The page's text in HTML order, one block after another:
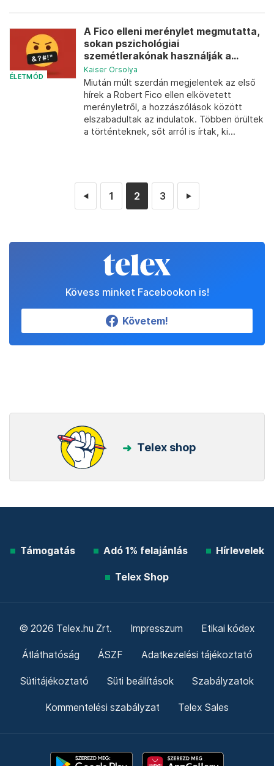
ÉLETMÓD
A Fico elleni merénylet megmutatta,
sokan pszichológiai
szemétlerakónak használják a...
Kaiser Orsolya
Miután múlt szerdán megjelentek az első
hírek a Robert Fico ellen elkövetett
merényletről, a hozzászólások között
elszabadultak az indulatok. Többen örültek
a történteknek, sőt arról is írtak, ki...
◄ 1 2 3 ►
Kövess minket Facebookon is!
Követem!
Telex shop
Támogatás Adó 1% felajánlás Hírlevelek
Telex Shop
© 2026 Telex.hu Zrt. Impresszum Etikai kódex
Átláthatóság ÁSZF Adatkezelési tájékoztató
Sütitájékoztató Süti beállítások Szabályzatok
Kommentelési szabályzat Telex Sales